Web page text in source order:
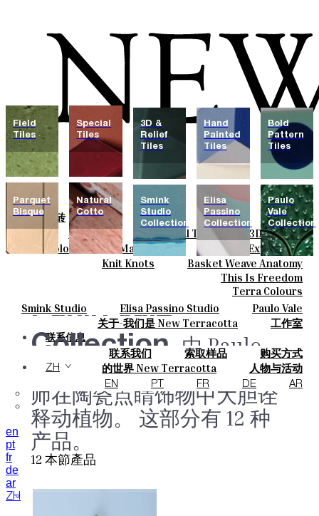
瓷砖
Field Tiles Special Tiles
3D & Relief
Hand Painted
Bold Pattern
Parquet Bisque
Natural Cotto
Smink Studio
Elisa Passino
Paulo Vale
Basic Colours Matt Colours
Oxide Explosions
Special Firing
Vintage Metallics
Dry Colours
Terra Colours
陶瓷
Knit Knots
Basket Weave Anatomy
This Is Freedom
Smink Studio Elisa Passino Studio Paulo Vale
关于
关于-我们是 New Terracotta 工作室
联系信息
联系我们 索取样品
购买方式
目录和 技术规格
常见问题
的世界 New Terracotta
人物与活动
地方和故事
材料和可持续性 灵感与文化
ZH
EN PT FR DE AR
en
pt
fr
de
ar
ZH
Field
Tiles
Special
Tiles
3D &
Relief
Tiles
Hand
Painted
Tiles
Bold
Pattern
Tiles
Parquet
Bisque
Natural
Cotto
Smink
Studio
Collection
Elisa
Passino
Collection
Paulo
Vale
Collection
Paulo Vale
Collection.
由 Paulo
Vale 设计的雕塑系列，设计
师在陶瓷点睛饰物中大胆诠
释动植物。 这部分有 12 种
产品。
12 本節產品